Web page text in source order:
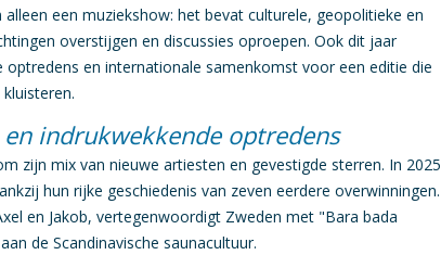
een muziekshow: het bevat culturele, geopolitieke en
overstijgen en discussies oproepen. Ook dit jaar
optredens en internationale samenkomst voor een editie die
indrukwekkende optredens
zijn mix van nieuwe artiesten en gevestigde sterren. In 2025
hun rijke geschiedenis van zeven eerdere overwinningen.
en Jakob, vertegenwoordigt Zweden met "Bara bada
de Scandinavische saunacultuur.